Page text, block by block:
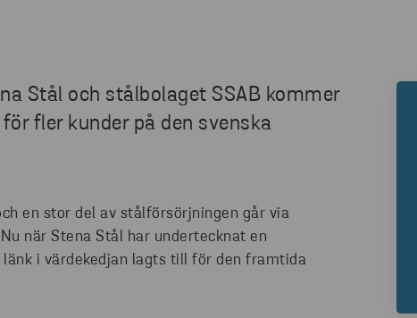
Stål och stålbolaget SSAB kommer
fler kunder på den svenska
en stor del av stålförsörjningen går via
när Stena Stål har undertecknat en
i värdekedjan lagts till för den framtida